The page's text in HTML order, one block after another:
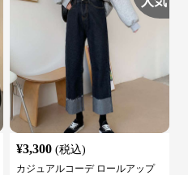
¥3,300 (税込)
カジュアルコーデ ロールアップ